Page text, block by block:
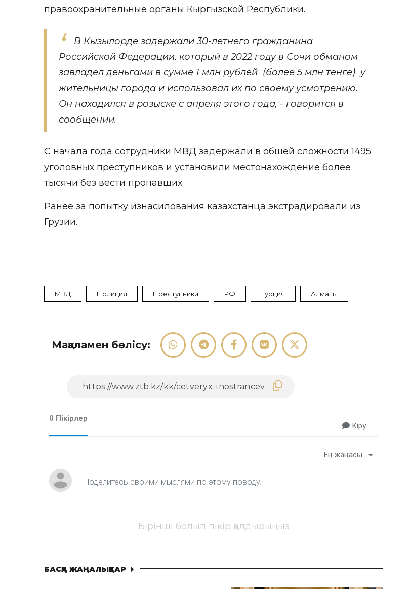
правоохранительные органы Кыргызской Республики.
В Кызылорде задержали 30-летнего гражданина
Российской Федерации, который в 2022 году в Сочи обманом
завладел деньгами в сумме 1 млн рублей (более 5 млн тенге) у
жительницы города и использовал их по своему усмотрению.
Он находился в розыске с апреля этого года, - говорится в
сообщении.
С начала года сотрудники МВД задержали в общей сложности 1495
уголовных преступников и установили местонахождение более
тысячи без вести пропавших.
Ранее за попытку изнасилования казахстанца экстрадировали из
Грузии.
МВД Полиция Преступники РФ Турция Алматы
Мақаламен бөлісу:
0 Пікірлер
Кіру
Ең жаңасы
Бірінші болып пікір қалдырыңыз
БАСҚА ЖАҢАЛЫҚТАР